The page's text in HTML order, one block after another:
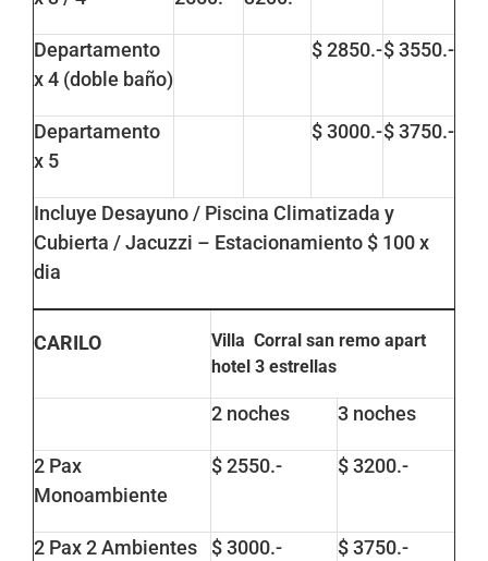
Departamento
x 4 (doble baño)
$ 2850.-$ 3550.-
Departamento
x 5
$ 3000.-$ 3750.-
Incluye Desayuno / Piscina Climatizada y
Cubierta / Jacuzzi – Estacionamiento $ 100 x
dia
CARILO
Villa Corral san remo apart
hotel 3 estrellas
2 noches 3 noches
2 Pax
Monoambiente
$ 2550.- $ 3200.-
2 Pax 2 Ambientes $ 3000.- $ 3750.-